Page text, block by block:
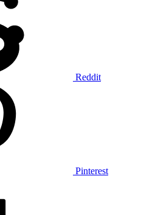
Reddit
Pinterest